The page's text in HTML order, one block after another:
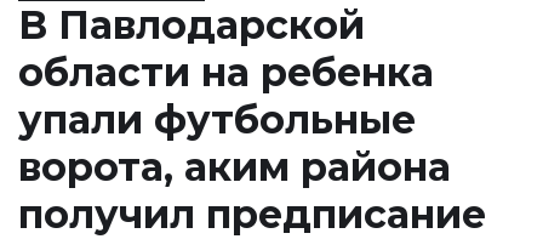
В Павлодарской
области на ребенка
упали футбольные
ворота, аким района
получил предписание